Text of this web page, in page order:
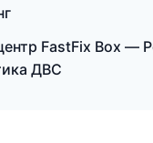
FastFix Box —
ДВС